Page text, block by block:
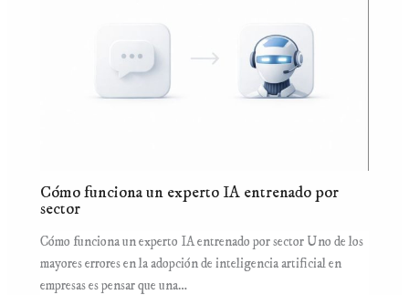
Cómo funciona un experto IA entrenado por
sector
Cómo funciona un experto IA entrenado por sector Uno de los
mayores errores en la adopción de inteligencia artificial en
empresas es pensar que una…